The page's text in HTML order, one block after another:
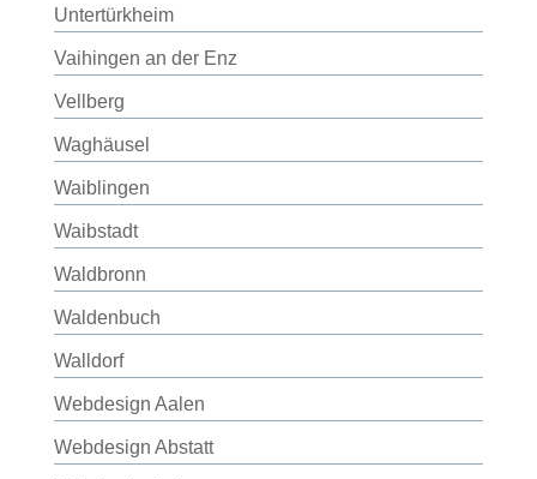
Untertürkheim
Vaihingen an der Enz
Vellberg
Waghäusel
Waiblingen
Waibstadt
Waldbronn
Waldenbuch
Walldorf
Webdesign Aalen
Webdesign Abstatt